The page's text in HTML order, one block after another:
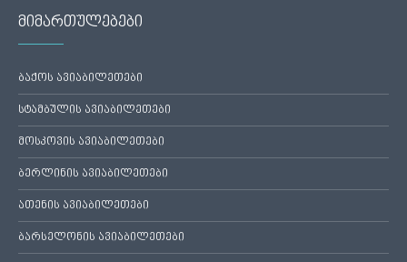
მიმართულებები
ბაქოს ავიაბილეთები
სტამბულის ავიაბილეთები
მოსკოვის ავიაბილეთები
ბერლინის ავიაბილეთები
ათენის ავიაბილეთები
ბარსელონის ავიაბილეთები